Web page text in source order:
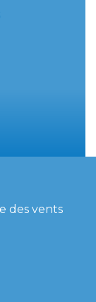
des vents